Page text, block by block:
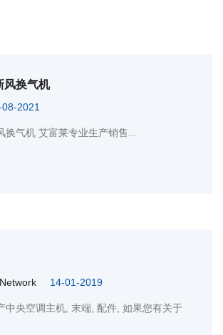
风换气机
08-2021
换气机 艾富莱专业生产销售...
14-01-2019
中央空调主机, 末端, 配件, 如果您有关于